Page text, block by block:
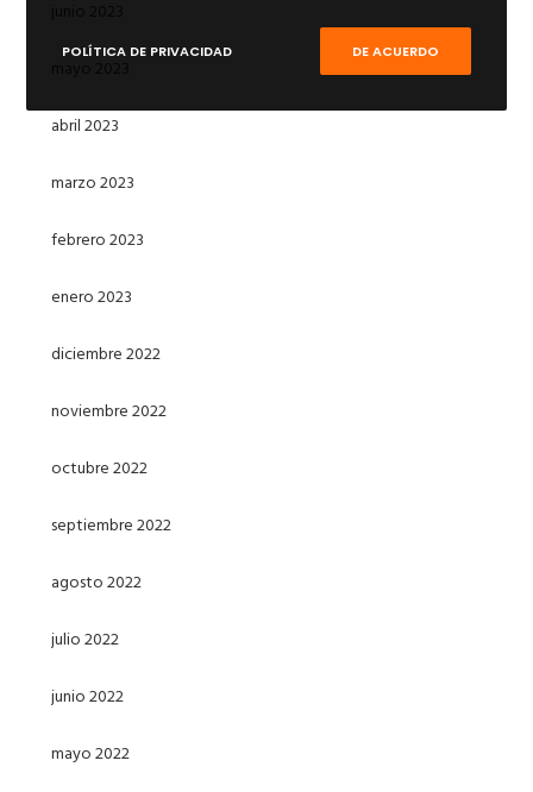
abril 2023
marzo 2023
febrero 2023
enero 2023
diciembre 2022
noviembre 2022
octubre 2022
septiembre 2022
agosto 2022
julio 2022
junio 2022
mayo 2022
POLÍTICA DE PRIVACIDAD DE ACUERDO